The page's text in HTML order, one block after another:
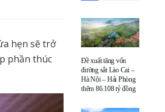
hẹn sẽ trở
phần thúc
Đề xuất tăng vốn
đường sắt Lào Cai –
Hà Nội – Hải Phòng
thêm 86.108 tỷ đồng